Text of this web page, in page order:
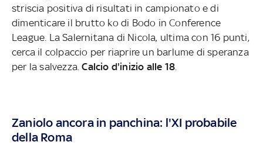
striscia positiva di risultati in campionato e di
dimenticare il brutto ko di Bodo in Conference
League. La Salernitana di Nicola, ultima con 16 punti,
cerca il colpaccio per riaprire un barlume di speranza
per la salvezza.Calcio d'inizio alle 18
Zaniolo ancora in panchina: l'XI probabile
della Roma